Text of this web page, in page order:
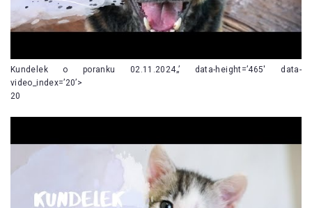
Kundelek o poranku 02.11.2024„’ data-height=’465′ data-
video_index=’20’>
20